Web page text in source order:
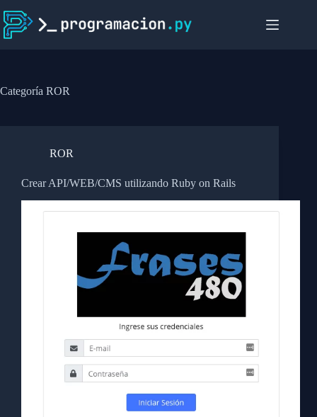
al
contenido
Categoría ROR
ROR
Crear API/WEB/CMS utilizando Ruby on Rails